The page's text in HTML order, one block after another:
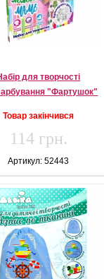
для творчості
"Фартушок"
Товар закінчився
114 грн.
Артикул: 52443